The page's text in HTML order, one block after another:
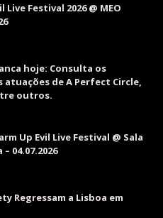
Festival 2026 @ MEO
hoje: Consulta os
atuações de A Perfect Circle,
outros.
Up Evil Live Festival @ Sala
04.07.2026
Regressam a Lisboa em